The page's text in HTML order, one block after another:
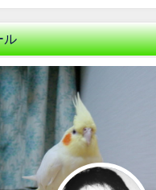
ル